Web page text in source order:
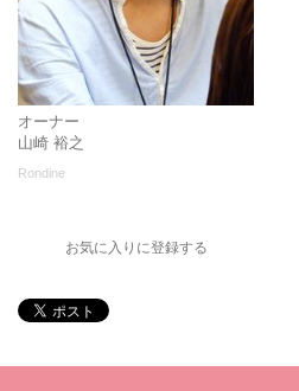
オーナー
山崎 裕之
Rondine
お気に入りに登録する